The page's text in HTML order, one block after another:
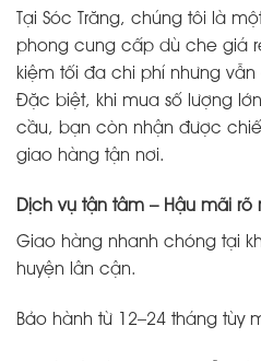
Tại Sóc Trăng, chúng tôi là
phong cung cấp dù che giá
kiệm tối đa chi phí nhưng
Đặc biệt, khi mua số lượng
cầu, bạn còn nhận được
giao hàng tận nơi.
Dịch vụ tận tâm – Hậu mãi rõ
Giao hàng nhanh chóng tại
huyện lân cận.
Bảo hành từ 12–24 tháng tùy